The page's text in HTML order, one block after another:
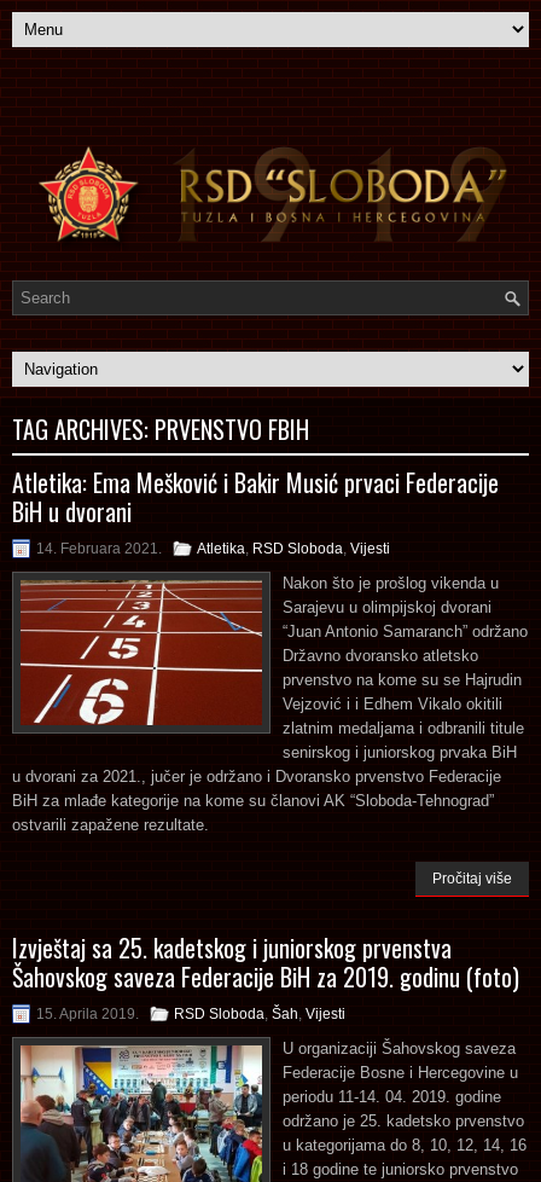
TAG ARCHIVES: PRVENSTVO FBIH
Atletika: Ema Mešković i Bakir Musić prvaci Federacije
BiH u dvorani
14. Februara 2021. Atletika RSD Sloboda Vijesti
Nakon što je prošlog vikenda u
Sarajevu u olimpijskoj dvorani
“Juan Antonio Samaranch” održano
Državno dvoransko atletsko
prvenstvo na kome su se Hajrudin
Vejzović i i Edhem Vikalo okitili
zlatnim medaljama i odbranili titule
senirskog i juniorskog prvaka BiH
u dvorani za 2021., jučer je održano i Dvoransko prvenstvo Federacije
BiH za mlađe kategorije na kome su članovi AK “Sloboda-Tehnograd”
ostvarili zapažene rezultate.
Pročitaj više
Izvještaj sa 25. kadetskog i juniorskog prvenstva
Šahovskog saveza Federacije BiH za 2019. godinu (foto)
15. Aprila 2019. RSD Sloboda Šah Vijesti
U organizaciji Šahovskog saveza
Federacije Bosne i Hercegovine u
periodu 11-14. 04. 2019. godine
održano je 25. kadetsko prvenstvo
u kategorijama do 8, 10, 12, 14, 16
i 18 godine te juniorsko prvenstvo